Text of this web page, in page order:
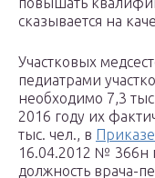
сказывается на
Участковых
педиатрами
необходимо 7,3
2016 году их
тыс. чел., в
16.04.2012 № 366н
должность врача-